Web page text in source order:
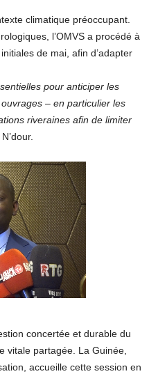
climatique préoccupant.
l’OMVS a procédé à
de mai, afin d’adapter
pour anticiper les
– en particulier les
riveraines afin de limiter
concertée et durable du
vitale partagée. La Guinée,
accueille cette session en